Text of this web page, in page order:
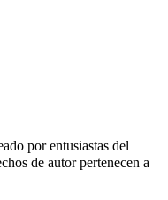
por entusiastas del
de autor pertenecen a